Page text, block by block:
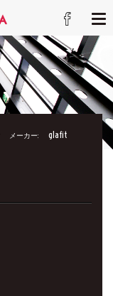
メーカー: glafit